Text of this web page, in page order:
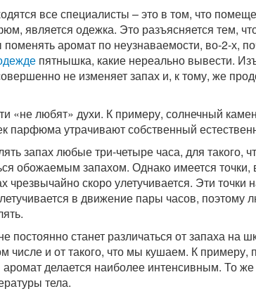
все специалисты – это в том, что
является одежка. Это разъясняется тем,
аромат по неузнаваемости, во-2-х,
пятнышка, какие нереально вывести.
не изменяет запах и, к тому, же
«не любят» духи. К примеру, солнечный
парфюма утрачивают собственный
запах любые три-четыре часа, для такого,
обожаемым запахом. Однако имеется точки,
чрезвычайно скоро улетучивается. Эти точки
в движение пары часов, поэтому
постоянно станет различаться от запаха на
числе и от такого, что мы кушаем. К примеру,
делается наиболее интенсивным. То же
тела.